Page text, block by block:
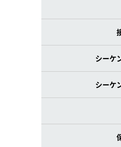
シーケ
シーケ